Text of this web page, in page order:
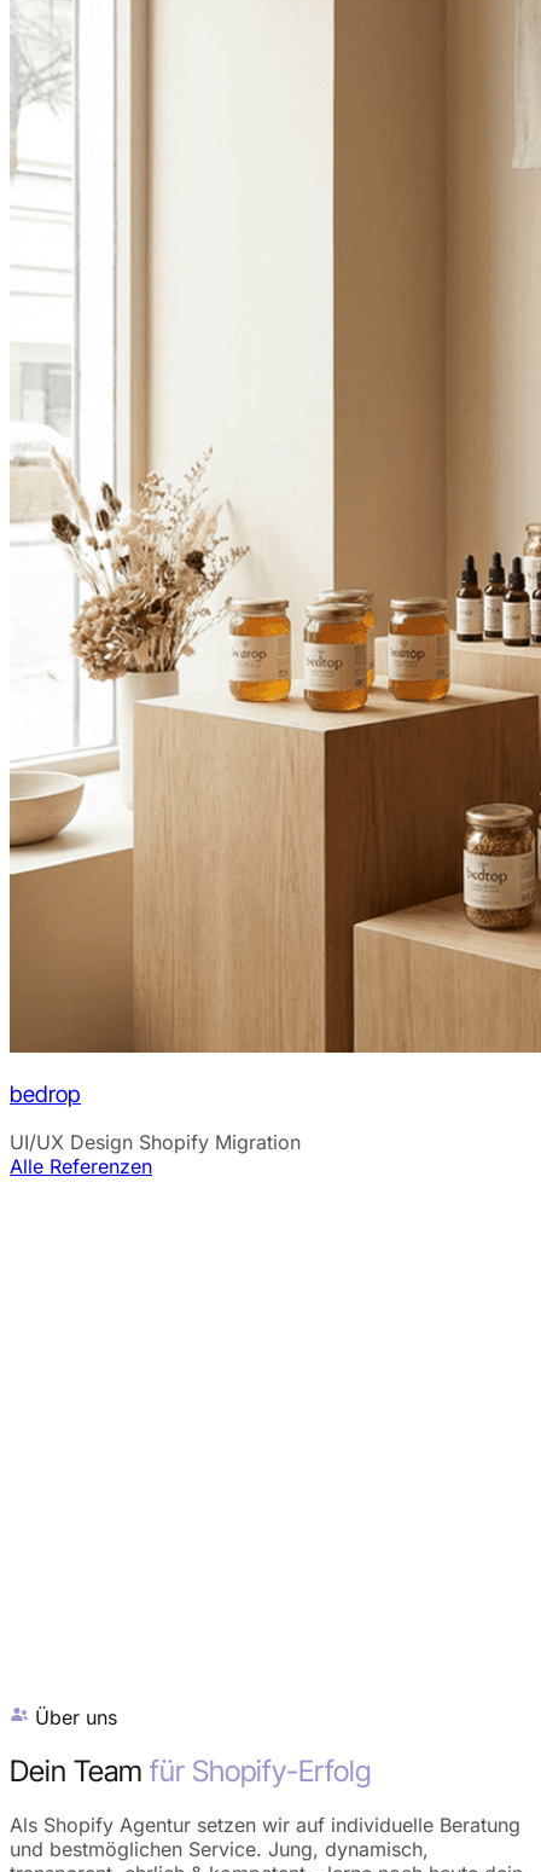
bedrop
UI/UX Design Shopify Migration
Alle Referenzen
Über uns
Dein Team für Shopify-Erfolg
Als Shopify Agentur setzen wir auf individuelle Beratung
und bestmöglichen Service. Jung, dynamisch,